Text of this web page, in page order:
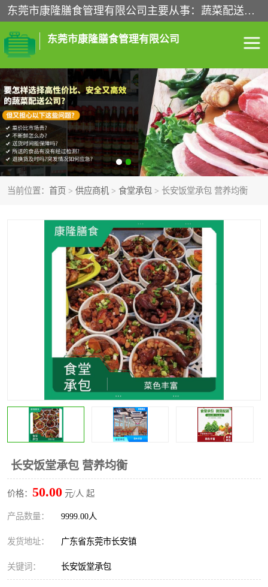
东莞市康隆膳食管理有限公司主要从事：蔬菜配送、食堂承包、企业工厂食堂承包、机关单位食堂承包、调味品配送、粮油配送、干货配送、副食配送、水果配送、海鲜配送等业务，东莞蔬菜配送电话，咨询在线客服。
东莞市康隆膳食管理有限公司
当前位置： 首页 > 供应商机 > 食堂承包 > 长安饭堂承包 营养均衡
长安饭堂承包 营养均衡
价格： 50.00 元/人 起
产品数量： 9999.00人
发货地址： 广东省东莞市长安镇
关键词： 长安饭堂承包
食堂承包 蔬菜配送
粮油配送 鲜肉配送
海鲜配送 食材配送
调料配送 企业工厂食堂承包
机关单位食堂承包 调味品配送
干货配送 副食配送